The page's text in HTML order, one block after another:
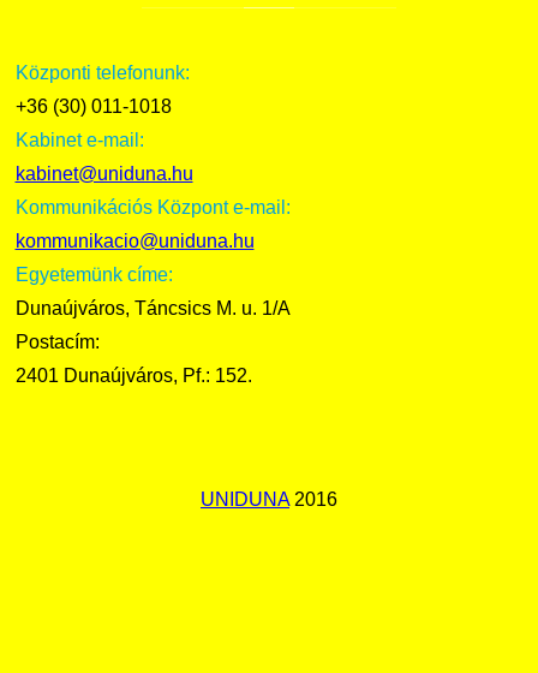
Központi telefonunk:
+36 (30) 011-1018
Kabinet e-mail:
kabinet@uniduna.hu
Kommunikációs Központ e-mail:
kommunikacio@uniduna.hu
Egyetemünk címe:
Dunaújváros, Táncsics M. u. 1/A
Postacím:
2401 Dunaújváros, Pf.: 152.
UNIDUNA2016